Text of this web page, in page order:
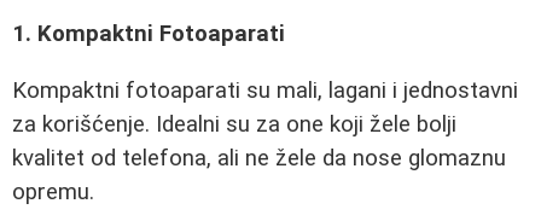
1. Kompaktni Fotoaparati
Kompaktni fotoaparati su mali, lagani i jednostavni
za korišćenje. Idealni su za one koji žele bolji
kvalitet od telefona, ali ne žele da nose glomaznu
opremu.